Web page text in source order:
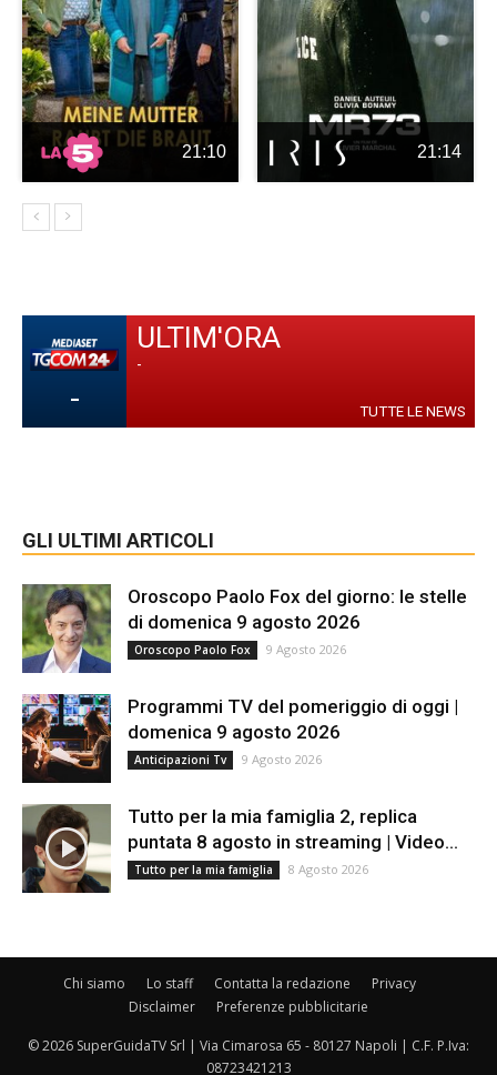
21:10 21:14
-
ULTIM'ORA
-
TUTTE LE NEWS
GLI ULTIMI ARTICOLI
Oroscopo Paolo Fox del giorno: le stelle
di domenica 9 agosto 2026
Oroscopo Paolo Fox 9 Agosto 2026
Programmi TV del pomeriggio di oggi |
domenica 9 agosto 2026
Anticipazioni Tv 9 Agosto 2026
Tutto per la mia famiglia 2, replica
puntata 8 agosto in streaming | Video...
Tutto per la mia famiglia 8 Agosto 2026
Chi siamo Lo staff Contatta la redazione
Privacy
Disclaimer
Preferenze pubblicitarie
© 2026 SuperGuidaTV Srl | Via Cimarosa 65 - 80127 Napoli | C.F. P.Iva:
08723421213